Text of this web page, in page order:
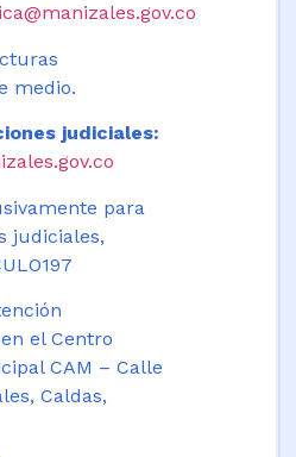
medio.
judiciales:
para
judiciales,
el Centro
CAM – Calle
Caldas,